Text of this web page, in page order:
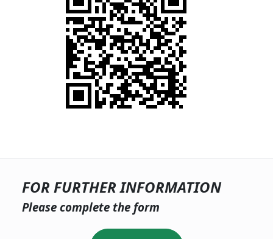
FOR FURTHER INFORMATION
Please complete the form